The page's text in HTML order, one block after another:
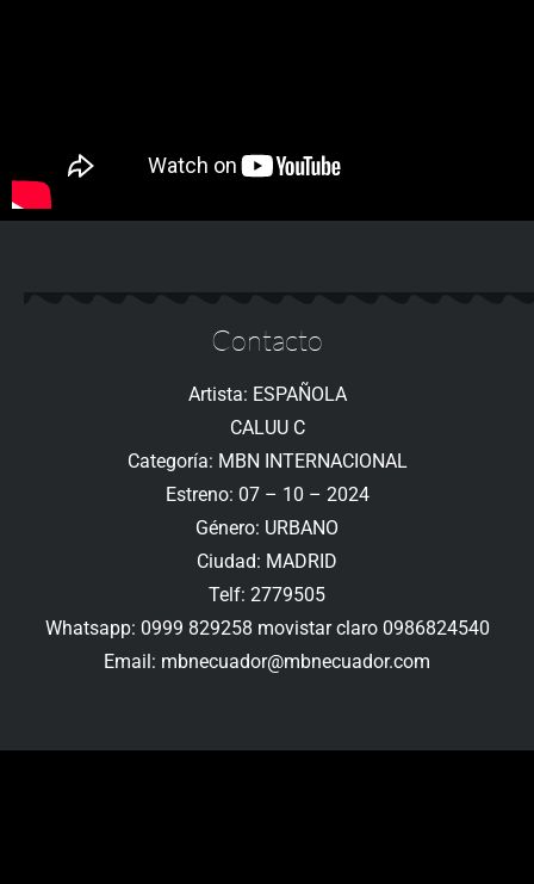
Contacto
Artista: ESPAÑOLA
CALUU C
Categoría: MBN INTERNACIONAL
Estreno: 07 – 10 – 2024
Género: URBANO
Ciudad: MADRID
Telf: 2779505
Whatsapp: 0999 829258 movistar claro 0986824540
Email: mbnecuador@mbnecuador.com